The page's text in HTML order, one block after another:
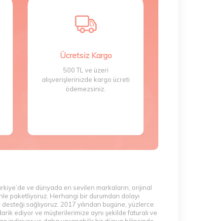
Vichy Dercos Serumu
yardımcı olur. Serumu temiz saç derisine
sağlayan bu şampuan, ince telli saçlar için
ve diğer aktif bileşenler, saç
olmasına yardımcı olur. Ürünü sabah ve
saçın daha sağlıklı ve güçlü uzamasını
Ücretsiz Kargo
500 TL ve üzeri
alışverişlerinizde kargo ücreti
ödemezsiniz.
ve dünyada en sevilen markaların, orijinal
paketliyoruz. Herhangi bir durumdan dolayı
sağlıyoruz. 2017 yılından bugüne, yüzlerce
ediyor ve müşterilerimize aynı şekilde faturalı ve